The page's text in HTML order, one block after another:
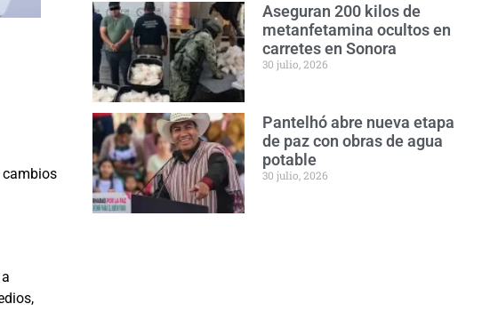
cambios
Aseguran 200 kilos de
metanfetamina ocultos en
carretes en Sonora
30 julio, 2026
Pantelhó abre nueva etapa
de paz con obras de agua
potable
30 julio, 2026